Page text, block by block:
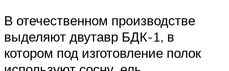
В отечественном производстве
выделяют двутавр БДК-1, в
котором под изготовление полок